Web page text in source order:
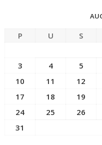
P U S
3
4 5
10
11 12
17
18 19
24
25 26
31